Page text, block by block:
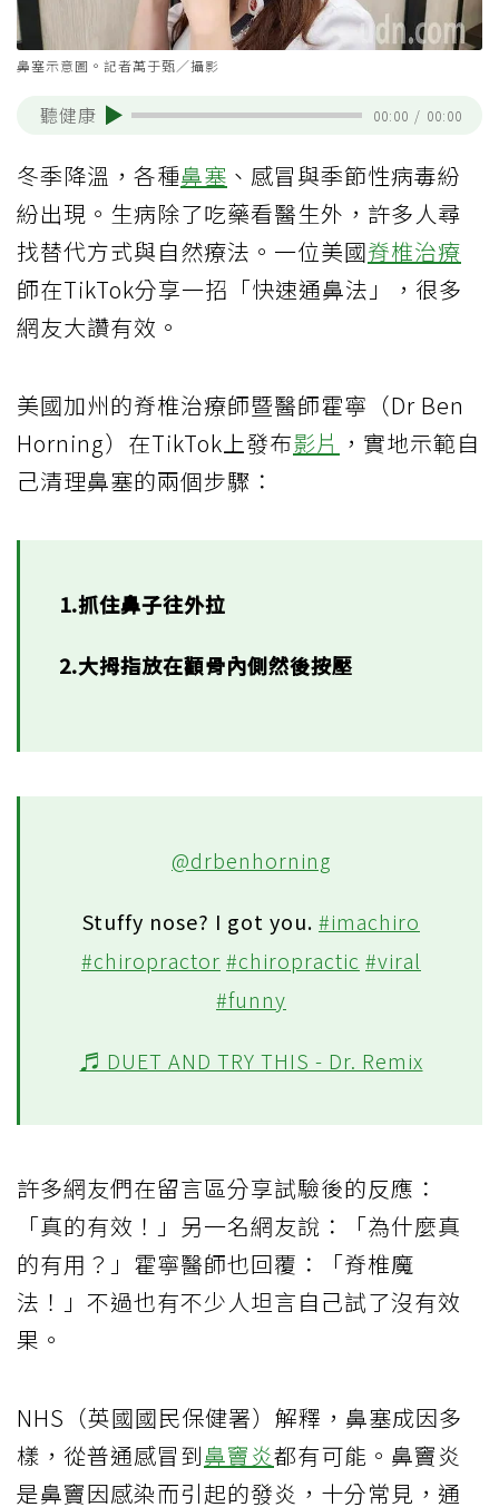
鼻塞示意圖。記者萬于甄／攝影
聽健康 00:00 / 00:00
冬季降溫，各種鼻塞 、感冒與季節性病毒紛
紛出現。生病除了吃藥看醫生外，許多人尋
找替代方式與自然療法。一位美國脊椎治療
師在TikTok分享一招「快速通鼻法」，很多
網友大讚有效。
美國加州的脊椎治療師暨醫師霍寧（Dr Ben
Horning）在TikTok上發布影片 ，實地示範自
己清理鼻塞的兩個步驟：
1.抓住鼻子往外拉
2.大拇指放在顴骨內側然後按壓
@drbenhorning
Stuffy nose? I got you. #imachiro
#chiropractor #chiropractic #viral
#funny
♬ DUET AND TRY THIS - Dr. Remix
許多網友們在留言區分享試驗後的反應：
「真的有效！」另一名網友說：「為什麼真
的有用？」霍寧醫師也回覆：「脊椎魔
法！」不過也有不少人坦言自己試了沒有效
果。
NHS（英國國民保健署）解釋，鼻塞成因多
樣，從普通感冒到鼻竇炎都有可能。鼻竇炎
是鼻竇因感染而引起的發炎，十分常見，通